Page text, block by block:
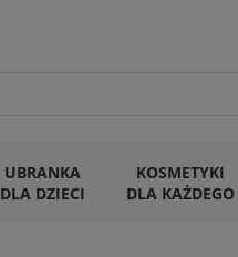
UBRANKA
DLA DZIECI
KOSMETYKI
DLA KAŻDEGO